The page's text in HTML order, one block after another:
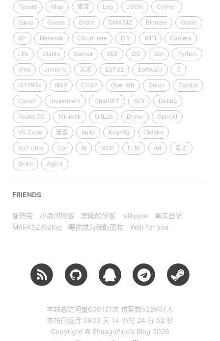
Typora Map 旅游 Log JSON Cython
Equip Goods Share DMX512 Blender Game
AP Network CloudFlare DIY WIFI Camera
Life Diablo Sensor SES QQ Bot Python
Vmq Jenkins 米家 ESP32 Software C
MT793x NXP CH32 OpenWrt Onion Copilot
Cursor Investment ChatGPT SFX Debug
RouterOS Mikrotik GitLab Drone OpenAI
VS Code 管理 build Kconfig CMake
Su7 Ultra Car AI MCP LLM Art 审美
Skills Agent
FRIENDS
智伤帝 小静的博客 晨曦的博客 hiRipple
草东日记
MARKSZのBlog
等你成为我的朋友 Wait for you
本站总访问量606121次 访客数522907 人
本站已运行 3933 天 14 小时 24 分 52 秒
Copyright © Elmagnifico's Blog 2026